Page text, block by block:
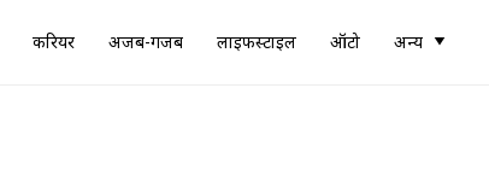
करियर अजब-गजब लाइफस्टाइल ऑटो अन्य